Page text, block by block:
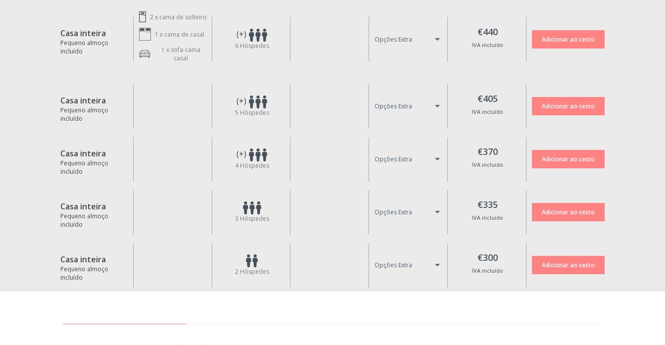
. Política de Cancelamento:
Em caso de cancelamento, será
devolvido 100% do valor da
reserva com tarifa standard,
até 15 dias antes da data de
check-in.
As tarifas não reembolsáveis
não tem direito a qualquer tipo
de reembolso em caso de
cancelamento.
A alteração da data da reserva
só é possível mediante
aprovação, até 10 dias antes
da data de check-in e tem um
custo adicional de 30€.
Não são efetuadas trocas de
data ou devoluções para
menos de 10 dias de
especiais como Natal,
Passagem de Ano, Eventos da
outros Feriados.
Casa inteira
Pequeno almoço
incluído
2 x cama de solteiro
1 x cama de casal
1 x sofa-cama
casal
(+)
6 Hóspedes
Opções Extra
€440
IVA incluído
Casa inteira
Pequeno almoço
incluído
(+)
5 Hóspedes
Opções Extra
€405
IVA incluído
Casa inteira
Pequeno almoço
incluído
(+)
4Hóspedes
Opções Extra
€370
IVA incluído
Casa inteira
Pequeno almoço
incluído
3 Hóspedes
Opções Extra
€335
IVA incluído
Casa inteira
Pequeno almoço
incluído
2 Hóspedes
Opções Extra
€300
IVA incluído